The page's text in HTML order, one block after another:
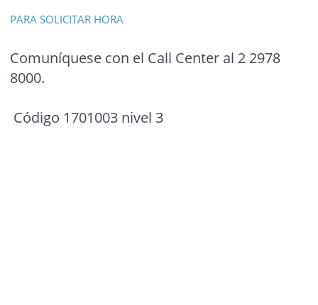
PARA SOLICITAR HORA
Comuníquese con el Call Center al 2 2978
8000.
Código 1701003 nivel 3